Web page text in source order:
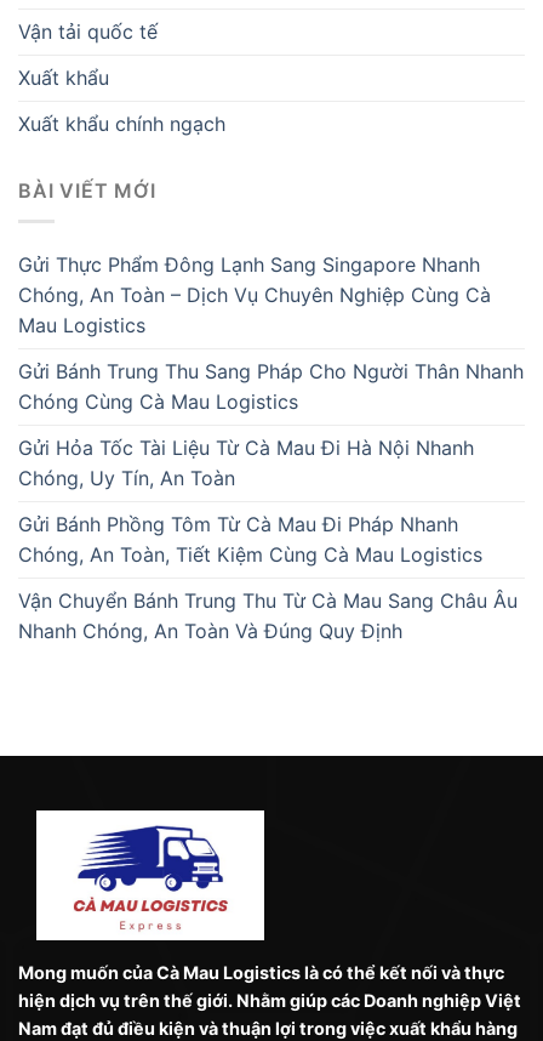
Vận tải quốc tế
Xuất khẩu
Xuất khẩu chính ngạch
BÀI VIẾT MỚI
Gửi Thực Phẩm Đông Lạnh Sang Singapore Nhanh
Chóng, An Toàn – Dịch Vụ Chuyên Nghiệp Cùng Cà
Mau Logistics
Gửi Bánh Trung Thu Sang Pháp Cho Người Thân Nhanh
Chóng Cùng Cà Mau Logistics
Gửi Hỏa Tốc Tài Liệu Từ Cà Mau Đi Hà Nội Nhanh
Chóng, Uy Tín, An Toàn
Gửi Bánh Phồng Tôm Từ Cà Mau Đi Pháp Nhanh
Chóng, An Toàn, Tiết Kiệm Cùng Cà Mau Logistics
Vận Chuyển Bánh Trung Thu Từ Cà Mau Sang Châu Âu
Nhanh Chóng, An Toàn Và Đúng Quy Định
Mong muốn của Cà Mau Logistics là có thể kết nối và thực
hiện dịch vụ trên thế giới. Nhằm giúp các Doanh nghiệp Việt
Nam đạt đủ điều kiện và thuận lợi trong việc xuất khẩu hàng